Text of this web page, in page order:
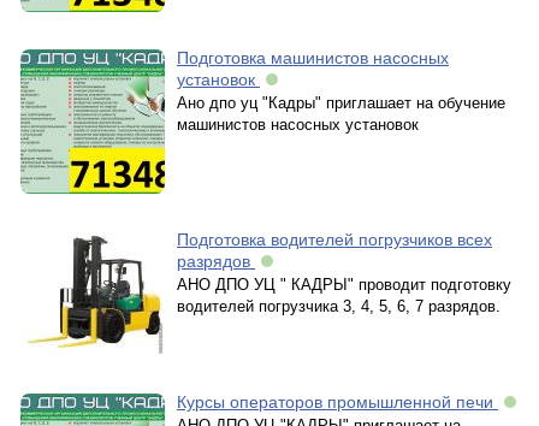
Подготовка машинистов насосных
установок
Ано дпо уц "Кадры" приглашает на обучение
машинистов насосных установок
Подготовка водителей погрузчиков всех
разрядов
АНО ДПО УЦ " КАДРЫ" проводит подготовку
водителей погрузчика 3, 4, 5, 6, 7 разрядов.
Курсы операторов промышленной печи